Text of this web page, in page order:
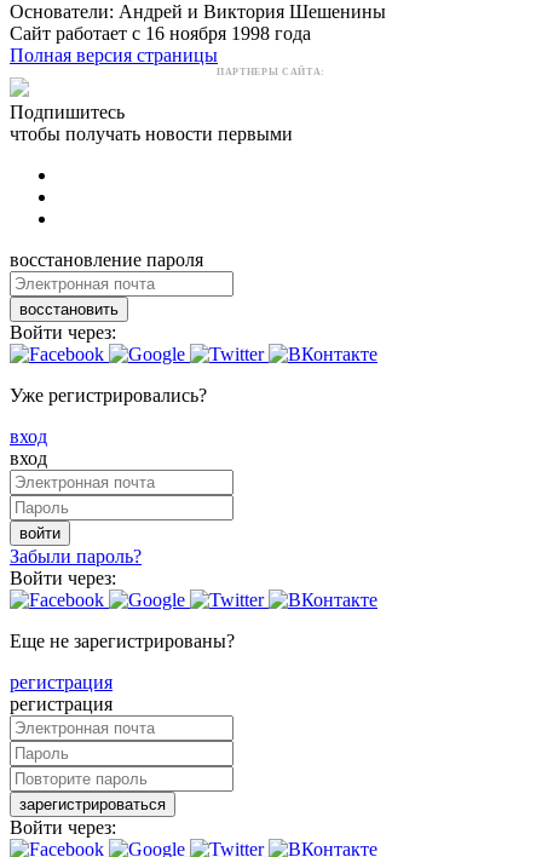
Основатели: Андрей и Виктория Шешенины
Сайт работает с 16 ноября 1998 года
Полная версия страницы
ПАРТНЕРЫ САЙТА:
Подпишитесь
чтобы получать новости первыми
восстановление пароля
восстановить
Войти через:
Уже регистрировались?
вход
вход
войти
Забыли пароль?
Войти через:
Еще не зарегистрированы?
регистрация
регистрация
зарегистрироваться
Войти через: